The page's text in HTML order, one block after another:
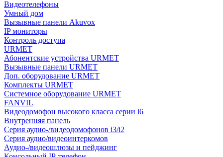
Видеотелефоны
Умный дом
Вызывные панели Akuvox
IP мониторы
Контроль доступа
URMET
Абонентские устройства URMET
Вызывные панели URMET
Доп. оборудование URMET
Комплекты URMET
Системное оборудование URMET
FANVIL
Видеодомофон высокого класса серии i6
Внутренняя панель
Серия аудио-/видеодомофонов i3/i2
Серия аудио/видеоинтеркомов
Аудио-/видеошлюзы и пейджинг